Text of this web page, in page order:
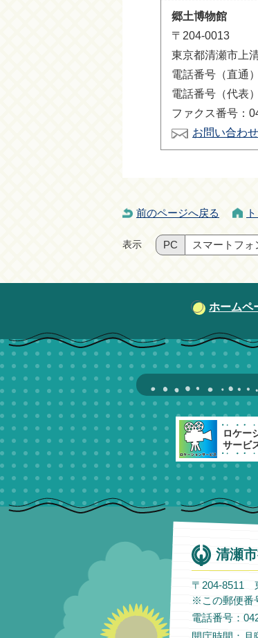
郷土博物館
〒204-0013
東京都清瀬市上
電話番号（直通
電話番号（代表
ファクス番号：
お問い合わ
前のページへ戻る
表示 PC スマートフォ
ホームペ
ロケー
サービ
清瀬
〒204-8511
※この郵便番
電話番号：